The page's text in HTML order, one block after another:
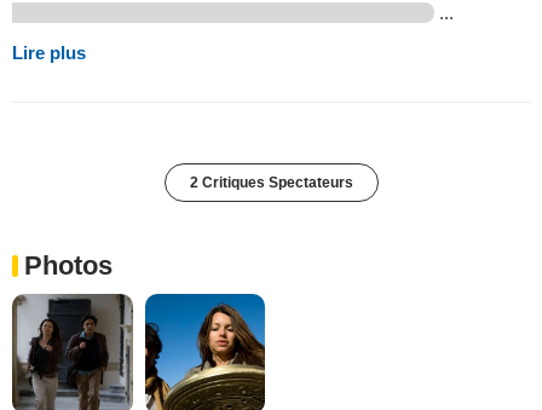
...
Lire plus
2 Critiques Spectateurs
Photos